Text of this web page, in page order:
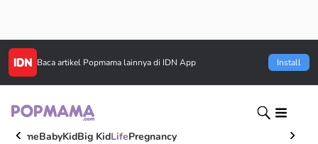
Baca artikel Popmama lainnya di IDN App Install
HomeBabyKidBig KidLifePregnancy